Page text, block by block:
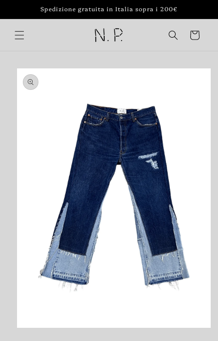
direttamente
ai contenuti
Spedizione gratuita in Italia sopra i 200€
Carrello
Passa alle
informazioni
sul prodotto